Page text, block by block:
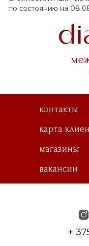
по состоянию на
контакты
карта
магазины
вакансии
+